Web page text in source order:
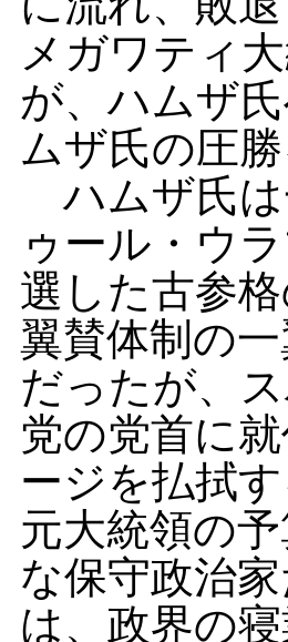
メガワティ
が、ハムザ
ムザ氏の圧
ハムザ氏は
ゥール・ウ
選した古参
翼賛体制の
だったが、
党の党首に
ージを払拭
元大統領の
な保守政治
は、政界の